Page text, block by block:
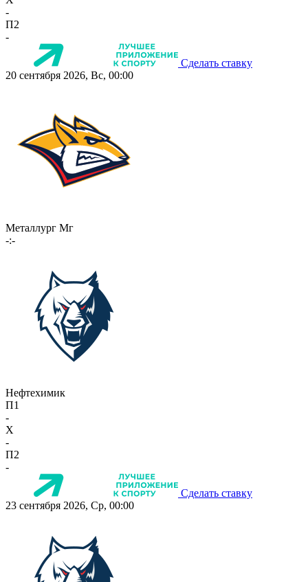
-
П2
-
Сделать ставку
20 сентября 2026, Вс, 00:00
Металлург Мг
-:-
Нефтехимик
П1
-
X
-
П2
-
Сделать ставку
23 сентября 2026, Ср, 00:00